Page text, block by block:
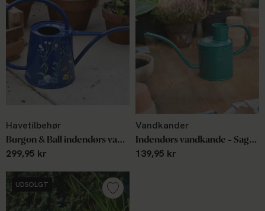
Havetilbehør
Burgon & Ball indendørs vandkande
299,95 kr
Vandkander
Indendørs vandkande - Sage Green 1 L
139,95 kr
UDSOLGT